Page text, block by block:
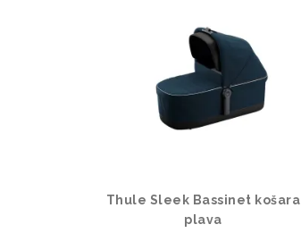
Thule Sleek Bassinet košara
plava